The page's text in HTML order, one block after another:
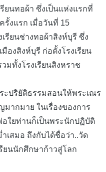
ยนทอผ้า ซึ่งเป็นแห่งแรกที่
รั้งแรก เมื่อวันที่ 15
รียนช่างทอผ้าสิงห์บุรี ซึ่ง
องสิงห์บุรี ก่อตั้งโรงเรียน
มทั้งโรงเรียนสิงหราช
ะปริยัติธรรมสอนให้พระเณร
ากมาย ในเรื่องของการ
ใยท่านก็เป็นพระนักปฏิบัติ
เสมอ ถึงกับได้ชื่อว่า..วัด
ยนนักศึกษาก้าวสู่โลก